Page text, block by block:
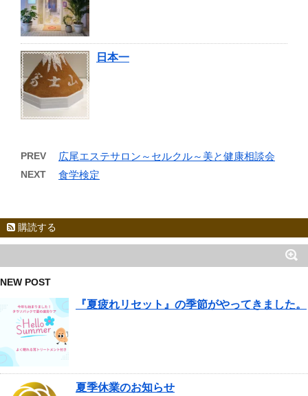
日本一
PREV 広尾エステサロン～セルクル～美と健康相談会
NEXT 食学検定
購読する
NEW POST
『夏疲れリセット』の季節がやってきました。
夏季休業のお知らせ